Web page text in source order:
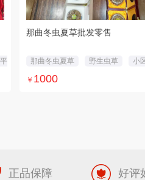
等价360元
那曲冬虫夏草批发零售
那曲冬虫夏草 野生虫草 小
￥ 1000
正品保障 好评